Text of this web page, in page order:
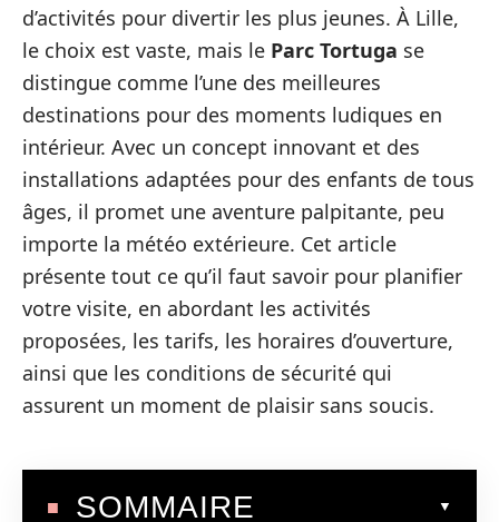
d’activités pour divertir les plus jeunes. À Lille,
le choix est vaste, mais le Parc Tortuga se
distingue comme l’une des meilleures
destinations pour des moments ludiques en
intérieur. Avec un concept innovant et des
installations adaptées pour des enfants de tous
âges, il promet une aventure palpitante, peu
importe la météo extérieure. Cet article
présente tout ce qu’il faut savoir pour planifier
votre visite, en abordant les activités
proposées, les tarifs, les horaires d’ouverture,
ainsi que les conditions de sécurité qui
assurent un moment de plaisir sans soucis.
SOMMAIRE